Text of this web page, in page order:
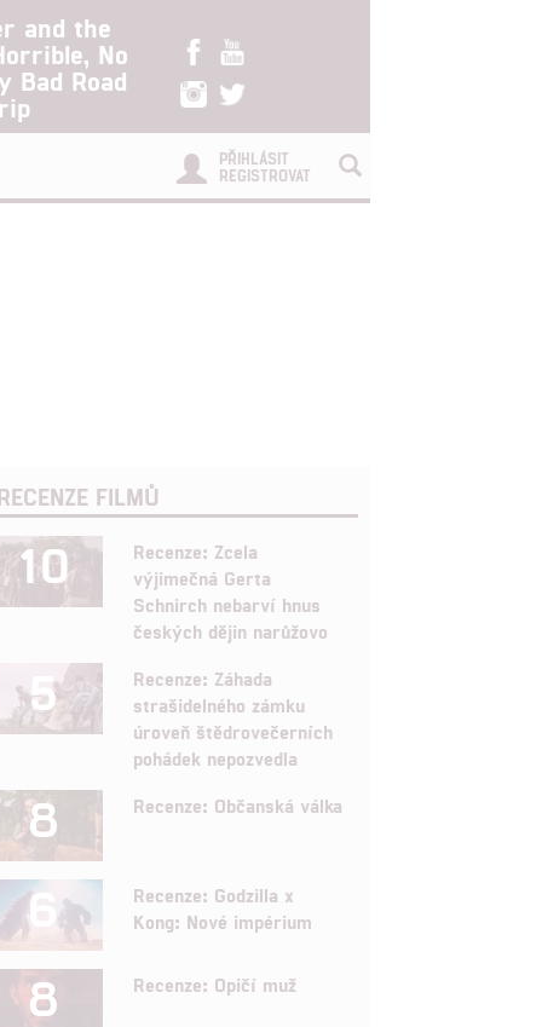
and the
No
Bad Road
PŘIHLÁSIT
REGISTROVAT
FILMŮ
10
Recenze: Zcela
výjimečná Gerta
Schnirch nebarví hnus
českých dějin narůžovo
5
Recenze: Záhada
strašidelného zámku
úroveň štědrovečerních
pohádek nepozvedla
8 Recenze: Občanská válka
6
Recenze: Godzilla x
Kong: Nové impérium
8 Recenze: Opičí muž